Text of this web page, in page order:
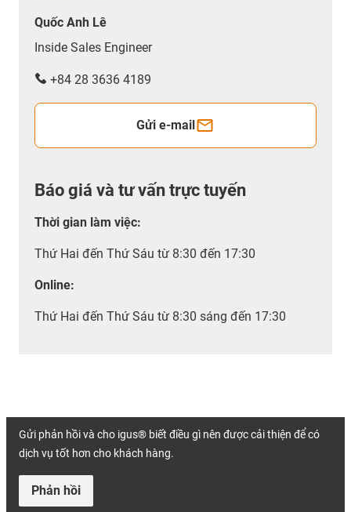
Omron, Yaskawa... với hơn 4.600 loại cáp và đầu nối
có sẵn, đảm bảo tương thích 100% với hệ thống của
Quốc Anh Lê
Inside Sales Engineer
+84 28 3636 4189
Gửi e-mail
Báo giá và tư vấn trực tuyến
Thời gian làm việc:
Thứ Hai đến Thứ Sáu từ 8:30 đến 17:30
Online:
Thứ Hai đến Thứ Sáu từ 8:30 sáng đến 17:30
Gửi phản hồi và cho igus® biết điều gì nên được cải thiện để có
dịch vụ tốt hơn cho khách hàng.
Phản hồi